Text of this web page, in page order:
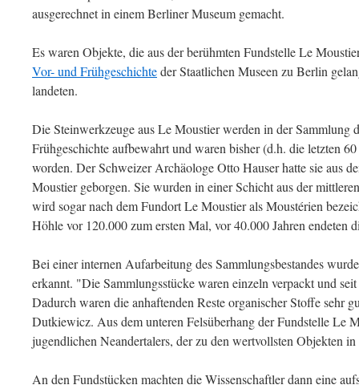
ausgerechnet in einem Berliner Museum gemacht.
Es waren Objekte, die aus der berühmten Fundstelle Le
Vor- und Frühgeschichteder Staatlichen Museen zu Berlin
landeten.
Die Steinwerkzeuge aus Le Moustier werden in der Sammlung
Frühgeschichte aufbewahrt und waren bisher (d.h. die letzten
worden. Der Schweizer Archäologe Otto Hauser hatte sie aus
Moustier geborgen. Sie wurden in einer Schicht aus der
wird sogar nach dem Fundort Le Moustier als Moustérien
Höhle vor 120.000 zum ersten Mal, vor 40.000 Jahren endeten
Bei einer internen Aufarbeitung des Sammlungsbestandes
erkannt. "Die Sammlungsstücke waren einzeln verpackt und
Dadurch waren die anhaftenden Reste organischer Stoffe sehr
Dutkiewicz. Aus dem unteren Felsüberhang der Fundstelle Le
jugendlichen Neandertalers, der zu den wertvollsten Objekten
An den Fundstücken machten die Wissenschaftler dann eine